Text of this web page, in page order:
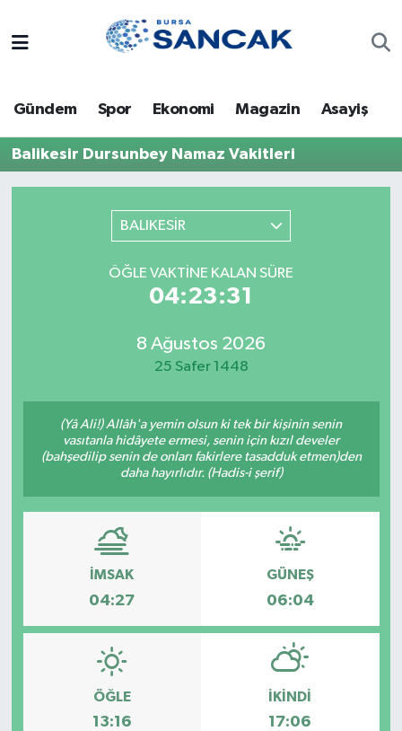
Gündem Spor Ekonomi Magazin Asayiş
Balikesir Dursunbey Namaz Vakitleri
BALIKESİR
ÖĞLE VAKTINE KALAN SÜRE
04:23:31
8 Ağustos 2026
25 Safer 1448
(Yâ Ali!) Allâh'a yemin olsun ki tek bir kişinin senin
vasıtanla hidâyete ermesi, senin için kızıl develer
(bahşedilip senin de onları fakirlere tasadduk etmen)den
daha hayırlıdır. (Hadis-i şerif)
İMSAK
04:27
GÜNEŞ
06:04
ÖĞLE
13:16
İKINDI
17:06
Bursa
Dünya
Sağlık
Türkiye
Trafik Durumu
Süper Lig Puan Durumu ve Fikstür